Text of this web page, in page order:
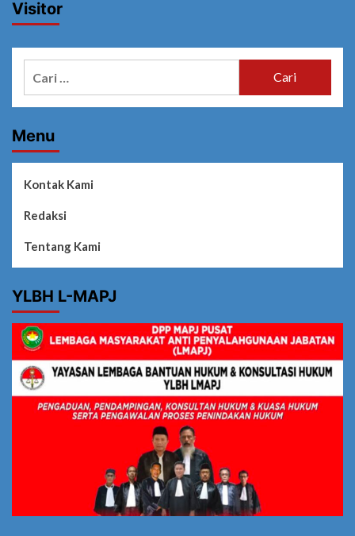
Visitor
Menu
Kontak Kami
Redaksi
Tentang Kami
YLBH L-MAPJ